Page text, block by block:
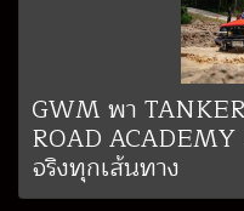
GWM พา
ROAD
จริงทุกเส้นทาง